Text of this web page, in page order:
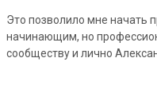
Это позволило мне начать
начинающим, но
сообществу и лично